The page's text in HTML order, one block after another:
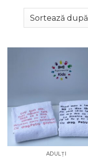
ADULȚI